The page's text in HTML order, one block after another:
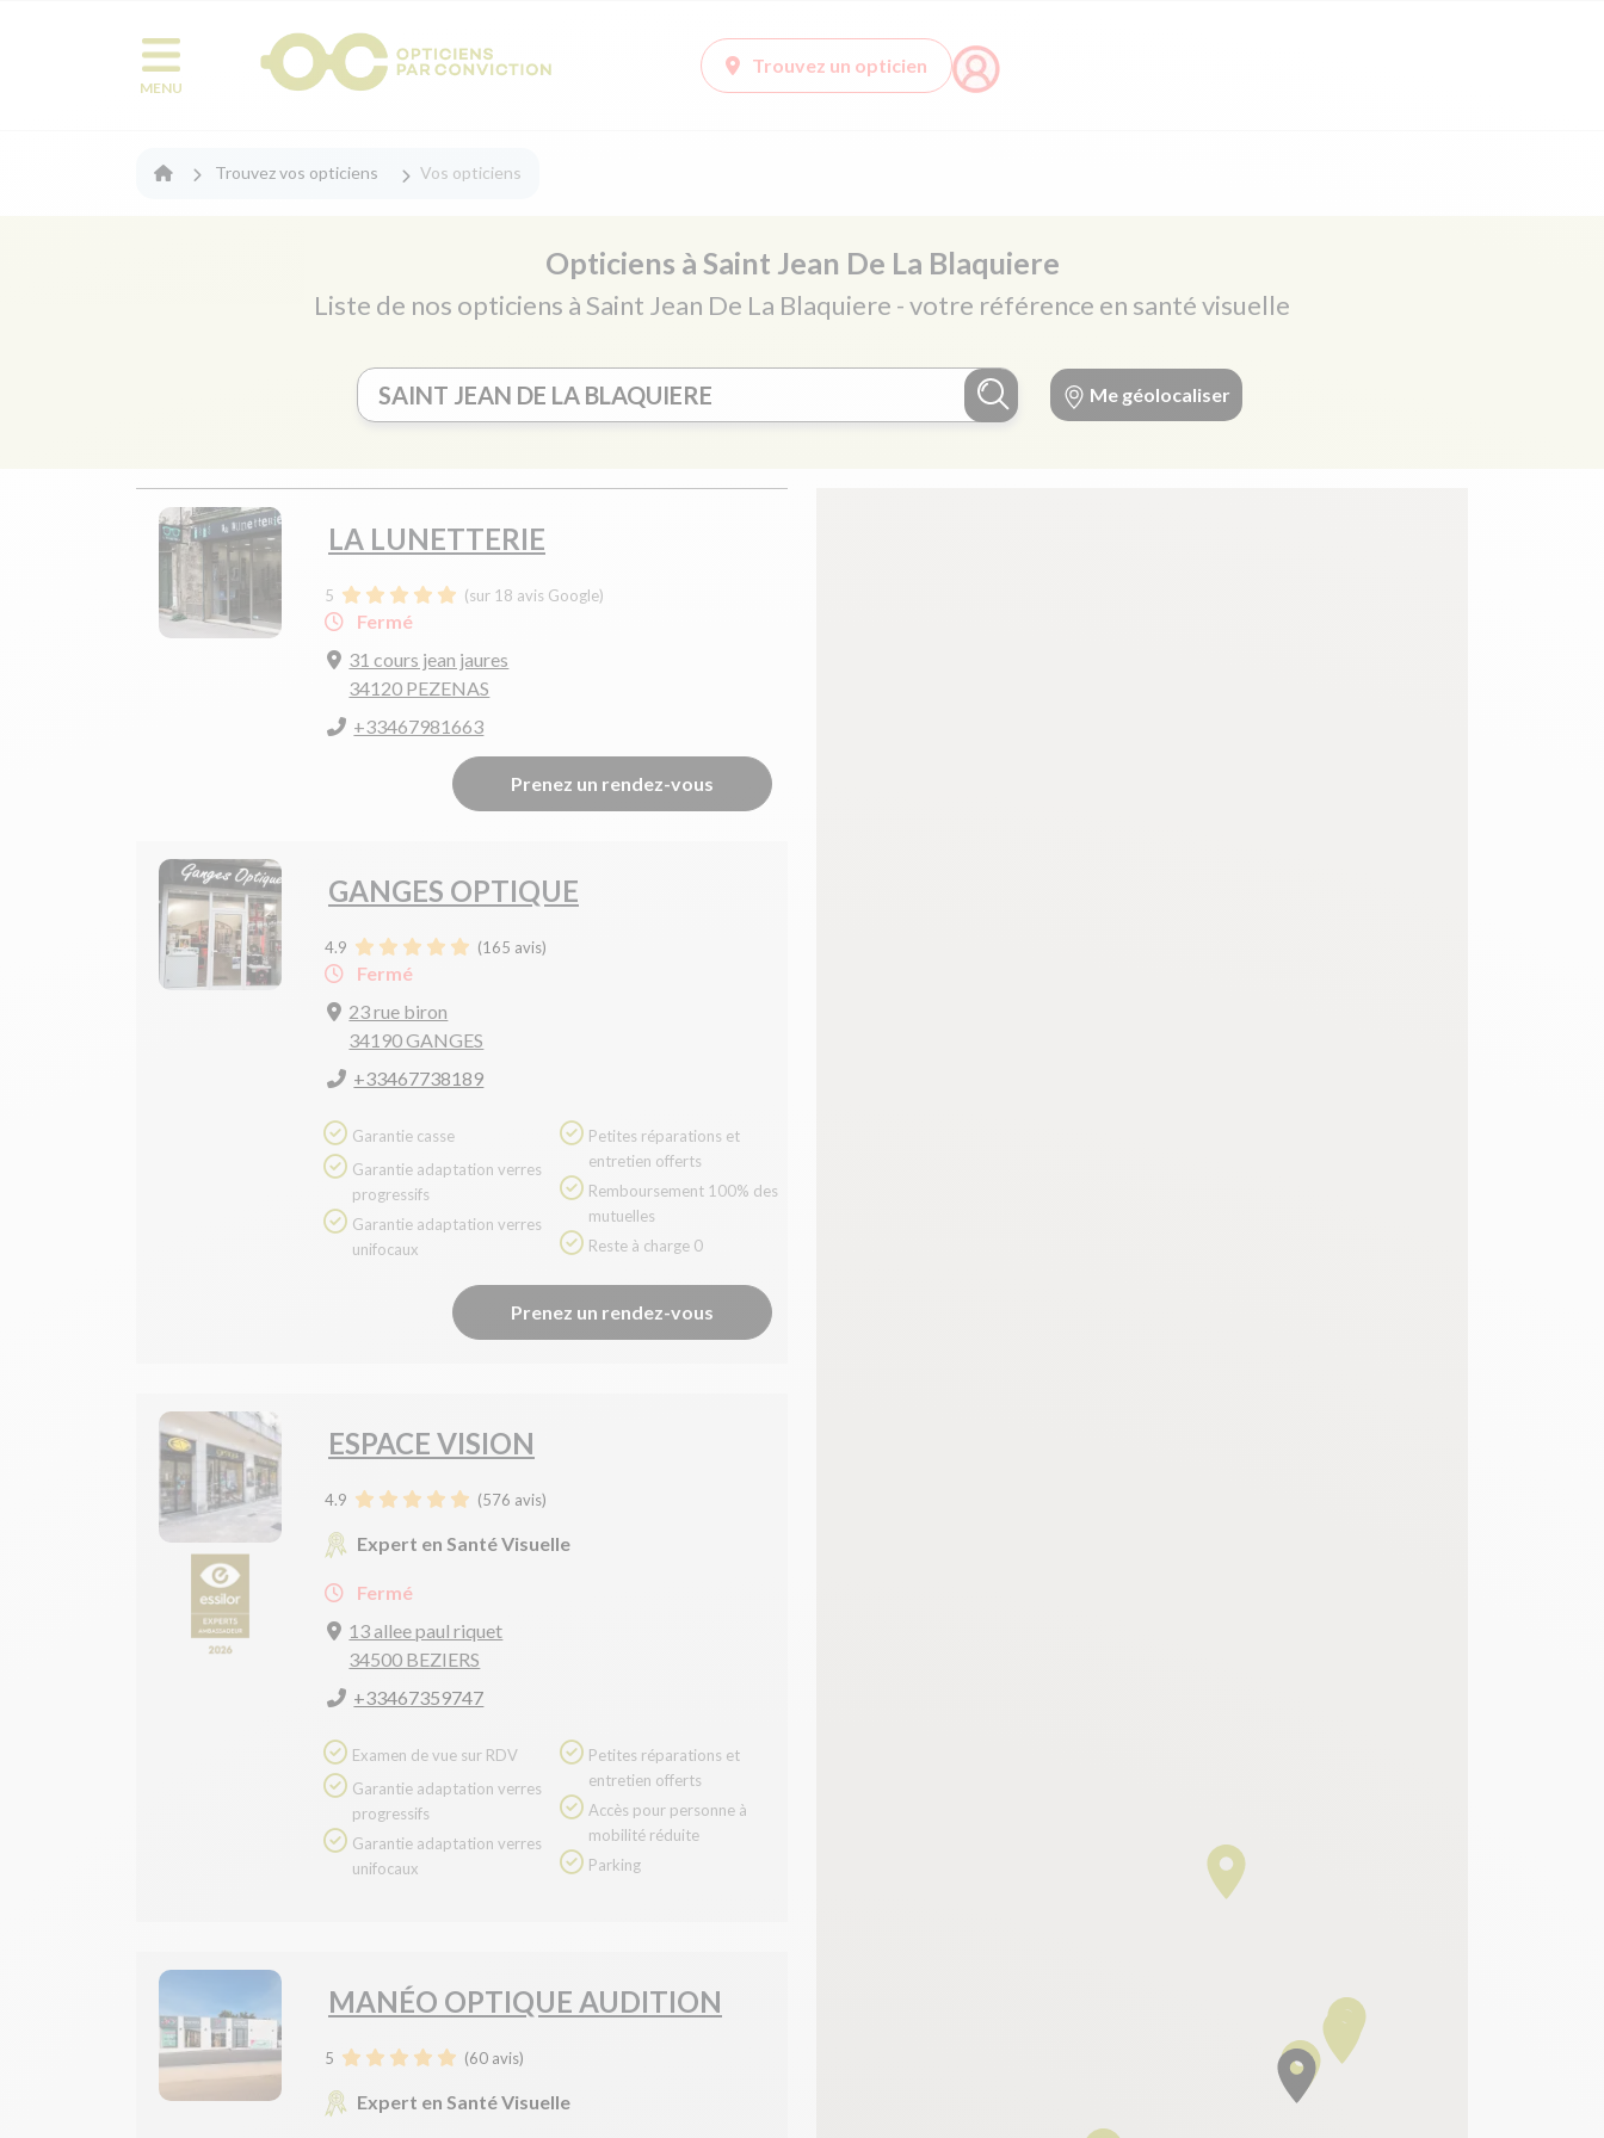
MENU
Trouvez un opticien
Trouvez vos opticiens Vos opticiens
Opticiens à Saint Jean De La Blaquiere
Liste de nos opticiens à Saint Jean De La Blaquiere - votre référence en santé visuelle
Me géolocaliser
LA LUNETTERIE
5 (sur 18 avis Google)
Fermé
31 cours jean jaures
34120 PEZENAS
+33467981663
Prenez un rendez-vous
GANGES OPTIQUE
4.9 (165 avis)
Fermé
23 rue biron
34190 GANGES
+33467738189
Garantie casse
progressifs
unifocaux
entretien offerts
mutuelles
Reste à charge 0
Prenez un rendez-vous
ESPACE VISION
4.9 (576 avis)
Expert en Santé Visuelle
Fermé
13 allee paul riquet
34500 BEZIERS
+33467359747
Examen de vue sur RDV
progressifs
unifocaux
entretien offerts
mobilité réduite
Parking
MANÉO OPTIQUE AUDITION
5 (60 avis)
Expert en Santé Visuelle